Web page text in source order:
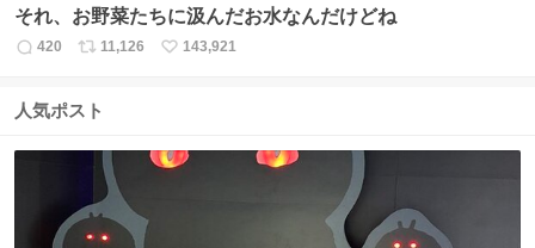
それ、お野菜たちに汲んだお水なんだけどね
返
数
420
リ
ス
11,126
い
143,921
人気ポスト